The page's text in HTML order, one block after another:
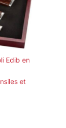
Edib en
et